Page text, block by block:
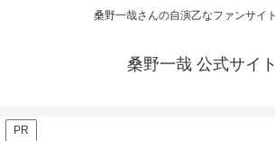
桑野一哉さんの自演乙なファンサイト
桑野一哉 公式サイト
PR